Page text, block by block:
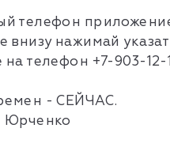
телефон
нажимай
телефон +7-903-
- СЕЙЧАС.
Юрченко